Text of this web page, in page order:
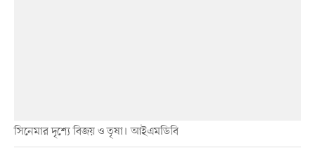
সিনেমার দৃশ্যে বিজয় ও তৃষা। আইএমডিবি